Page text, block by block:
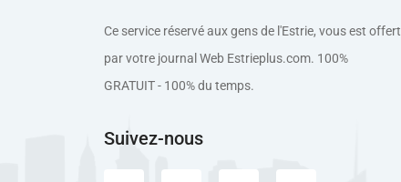
Ce service réservé aux gens de l'Estrie, vous est offert
par votre journal Web Estrieplus.com. 100%
GRATUIT - 100% du temps.
Suivez-nous